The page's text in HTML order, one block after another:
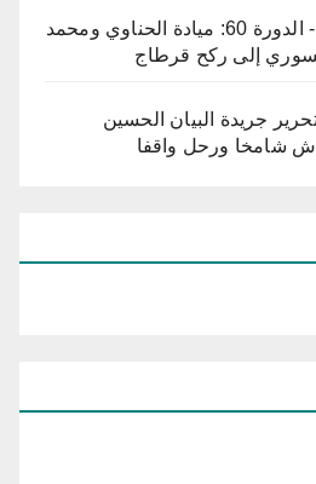
مهرجان قرطاج الدولي- الدورة 60: ميادة الحناوي ومحمد
إلى ركح قرطاج
مدير تحرير جريدة البيان الحسين
شامخا ورحل واقفا